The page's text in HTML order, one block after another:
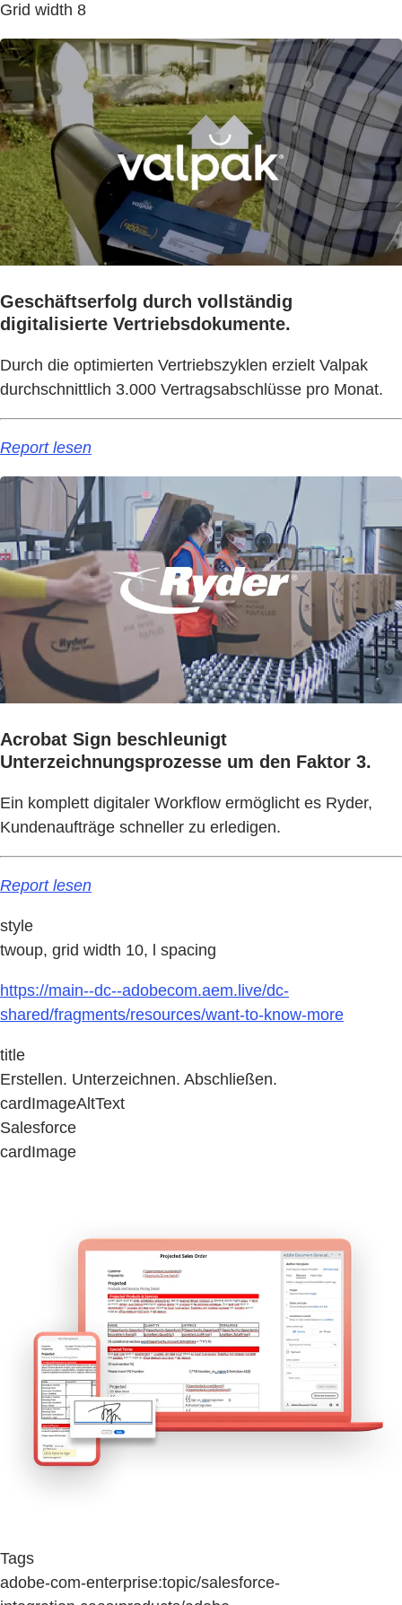
Grid width 8
Geschäftserfolg durch vollständig
digitalisierte Vertriebsdokumente.
Durch die optimierten Vertriebszyklen erzielt Valpak
durchschnittlich 3.000 Vertragsabschlüsse pro Monat.
Report lesen
Acrobat Sign beschleunigt
Unterzeichnungsprozesse um den Faktor 3.
Ein komplett digitaler Workflow ermöglicht es Ryder,
Kundenaufträge schneller zu erledigen.
Report lesen
style
twoup, grid width 10, l spacing
https://main--dc--adobecom.aem.live/dc-
shared/fragments/resources/want-to-know-more
title
Erstellen. Unterzeichnen. Abschließen.
cardImageAltText
Salesforce
cardImage
Tags
adobe-com-enterprise:topic/salesforce-